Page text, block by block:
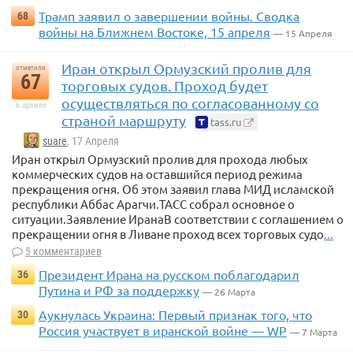
68
Трамп заявил о завершении войны. Сводка
войны на Ближнем Востоке, 15 апреля — 15 Апреля
отметили
67
в архиве
Иран открыл Ормузский пролив для
торговых судов. Проход будет
осуществляться по согласованному со
страной маршруту
tass.ru
suare, 17 Апреля
Иран открыл Ормузский пролив для прохода любых
коммерческих судов на оставшийся период режима
прекращения огня. Об этом заявил глава МИД исламской
республики Аббас Арагчи.ТАСС собрал основное о
ситуации.Заявление ИранаВ соответствии с соглашением о
прекращении огня в Ливане проход всех торговых судо...
5 комментариев
36
Президент Ирана на русском поблагодарил
Путина и РФ за поддержку — 26 Марта
30
Аукнулась Украина: Первый признак того, что
Россия участвует в иранской войне — WP — 7 Марта